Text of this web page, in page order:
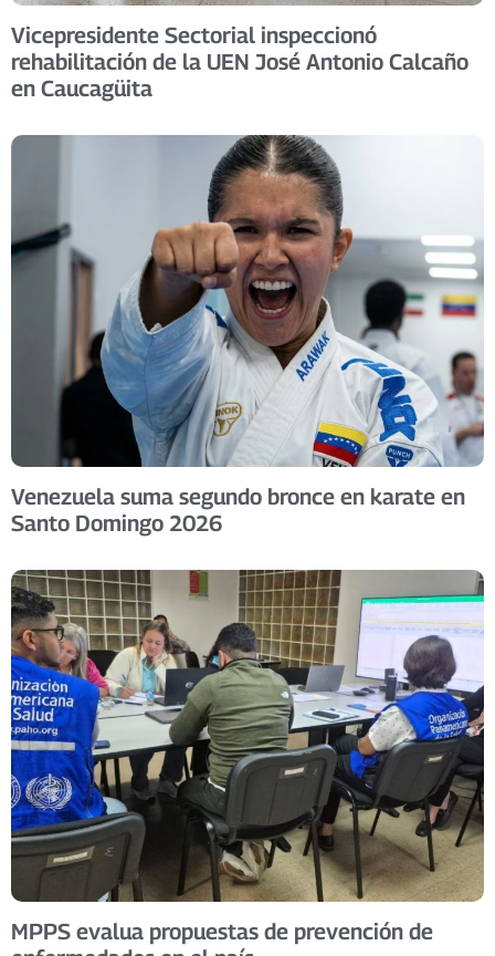
Vicepresidente Sectorial inspeccionó
rehabilitación de la UEN José Antonio Calcaño
en Caucagüita
Venezuela suma segundo bronce en karate en
Santo Domingo 2026
MPPS evalua propuestas de prevención de